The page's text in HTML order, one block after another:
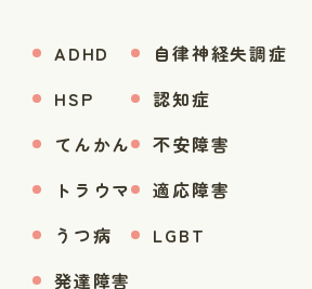
ADHD
HSP
てんかん
トラウマ
うつ病
発達障害
自律神経失調症
認知症
不安障害
適応障害
LGBT